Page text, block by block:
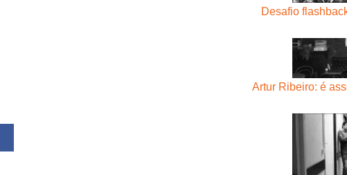
Desafio
Artur Ribeiro: é